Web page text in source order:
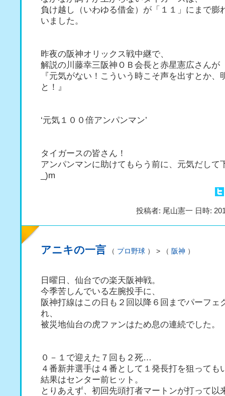
負け越し（いわゆる借金）が「１１」にまで膨
いました。
昨夜の阪神オリックス戦中継で、
解説の川藤幸三阪神ＯＢ会長と赤星憲広さんが
『元気がない！こういう時こそ声を出すとか、
と！』
‘元気１００倍アンパンマン’
タイガースの皆さん！
アンパンマンに助けてもらう前に、元気だして
_)m
投稿者: 尾山憲一 日時:
アニキの一言 （ プロ野球 ） > （ 阪神 ）
日曜日、仙台での楽天阪神戦。
今季苦しんでいる左腕投手に、
阪神打線はこの日も２回以降６回までパーフェ
れ、
被災地仙台の虎ファンはため息の連続でした。
０－１で迎えた７回も２死…
４番新井選手は４番として１発長打を狙っても
結果はセンター前ヒット。
とりあえず、初回先頭打者マートンが打って以